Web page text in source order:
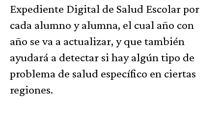
Expediente Digital de Salud Escolar por
cada alumno y alumna, el cual año con
año se va a actualizar, y que también
ayudará a detectar si hay algún tipo de
problema de salud específico en ciertas
regiones.